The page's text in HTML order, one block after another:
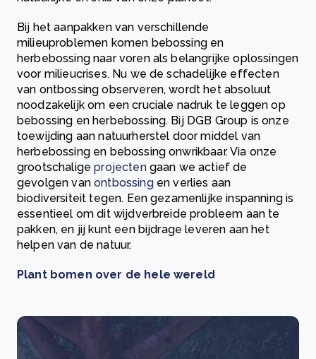
Bij het aanpakken van verschillende
milieuproblemen komen bebossing en
herbebossing naar voren als belangrijke oplossingen
voor milieucrises. Nu we de schadelijke effecten
van ontbossing observeren, wordt het absoluut
noodzakelijk om een cruciale nadruk te leggen op
bebossing en herbebossing. Bij DGB Group is onze
toewijding aan natuurherstel door middel van
herbebossing en bebossing onwrikbaar. Via onze
grootschaligeprojectengaan we actief de
gevolgen vanontbossingen verlies aan
biodiversiteit tegen. Een gezamenlijke inspanning is
essentieel om dit wijdverbreide probleem aan te
pakken, en jij kunt een bijdrage leveren aan het
helpen van de natuur.
Plant bomen over de hele wereld